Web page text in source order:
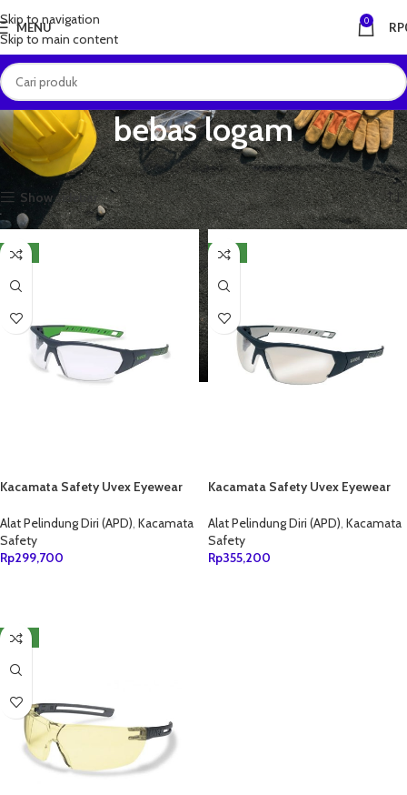
Skip to navigation
Skip to main content
MENU 0 RP
bebas logam
Beranda Produk dengan tag “bebas logam” Menampilkan semua 3 hasil
Show sidebar
NEW
Kacamata Safety Uvex Eyewear
Alat Pelindung Diri (APD) Kacamata
Safety
Rp299,700
NEW
Kacamata Safety Uvex Eyewear
Alat Pelindung Diri (APD) Kacamata
Safety
Rp355,200
NEW